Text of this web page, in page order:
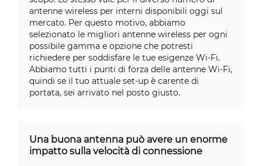
antenne wireless per interni disponibili oggi sul
mercato. Per questo motivo, abbiamo
selezionato le migliori antenne wireless per ogni
possibile gamma e opzione che potresti
richiedere per soddisfare le tue esigenze Wi-Fi.
Abbiamo tutti i punti di forza delle antenne Wi-Fi,
quindi se il tuo attuale set-up è carente di
portata, sei arrivato nel posto giusto.
Una buona antenna può avere un enorme
impatto sulla velocità di connessione